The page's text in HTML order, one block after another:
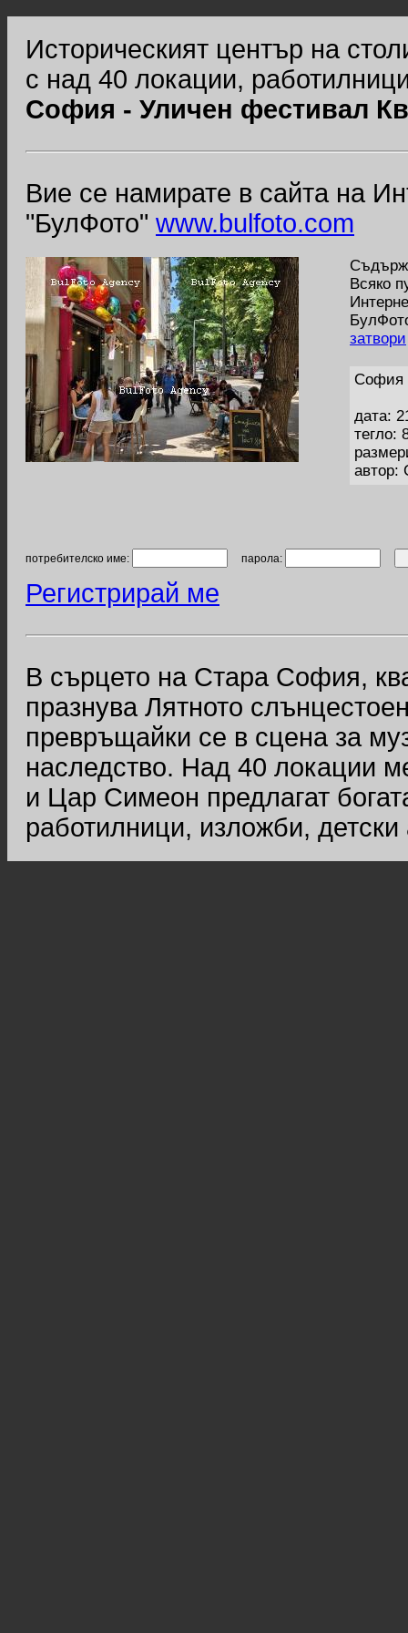
Историческият център на
с над 40 локации,
София - Уличен фестивал
Вие се намирате в сайта на
"БулФото" www.bulfoto.com
Всяко
затвори
София
дата:
тегло:
автор:
потребителско име: парола:
Регистрирай ме
В сърцето на Стара София,
празнува Лятното
превръщайки се в сцена за
наследство. Над 40 локации
и Цар Симеон предлагат
работилници, изложби, детски